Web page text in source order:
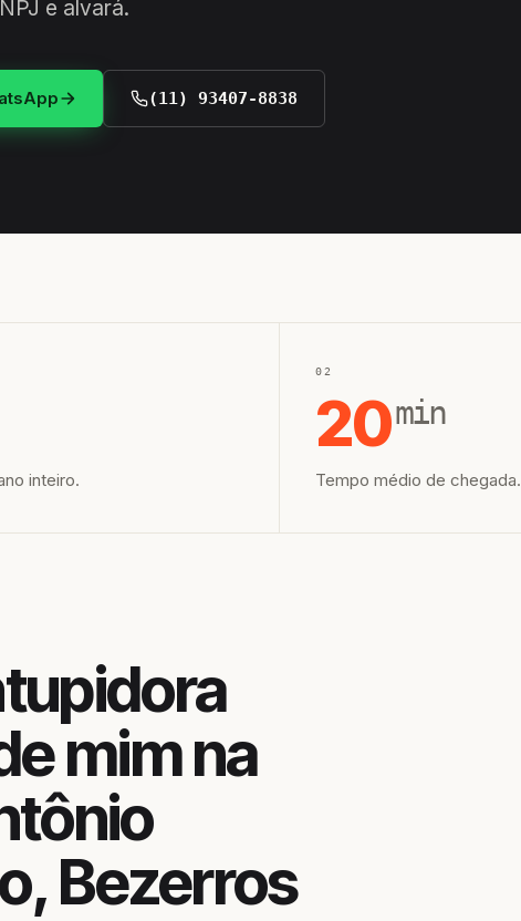
e alvará.
(11) 93407-8838
inteiro.
02
20min
Tempo médio de chegada.
mim na
Bezerros